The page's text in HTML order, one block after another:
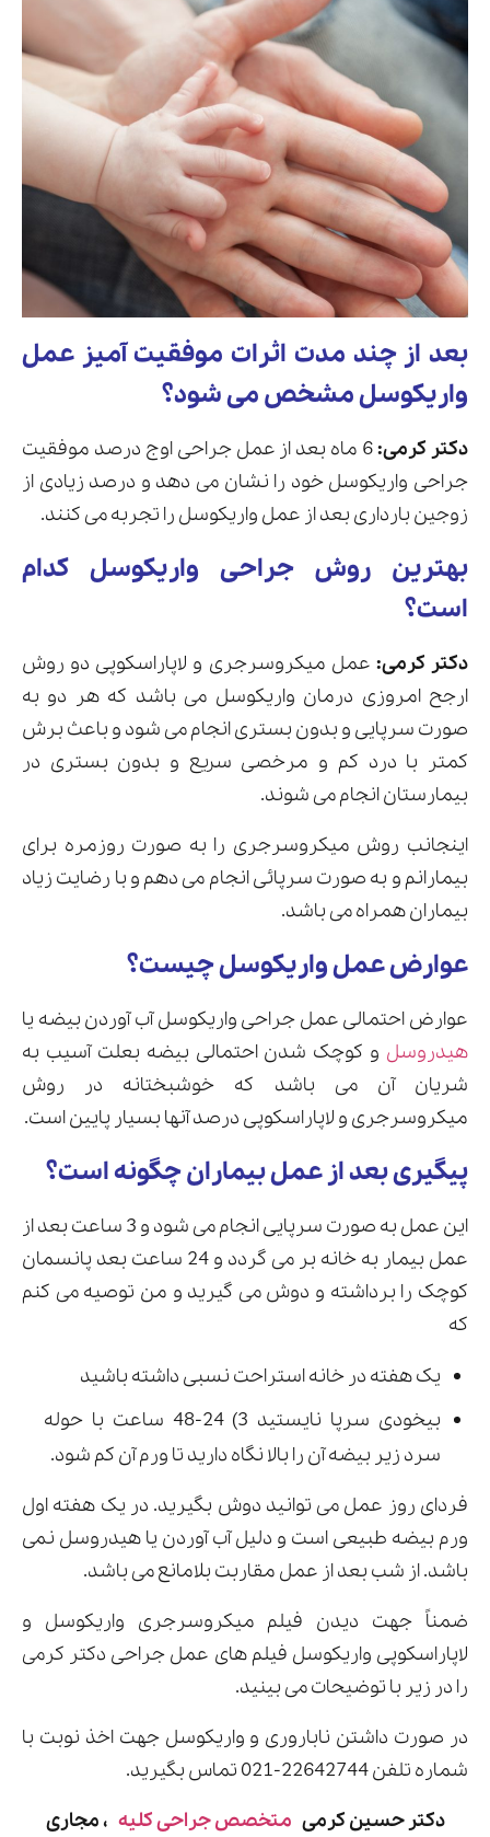
بعد از چند مدت اثرات موفقیت آمیز عمل
واریکوسل مشخص می شود؟
دکتر کرمی:
6 ماه بعد از عمل جراحی اوج درصد موفقیت
جراحی واریکوسل خود را نشان می دهد و درصد زیادی از
زوجین بارداری بعد از عمل واریکوسل را تجربه می کنند.
بهترین روش جراحی واریکوسل کدام
است؟
دکتر کرمی: عمل میکروسرجری و لاپاراسکوپی دو روش
ارجح امروزی درمان واریکوسل می باشد که هر دو به
صورت سرپایی و بدون بستری انجام می شود و باعث برش
کمتر با درد کم و مرخصی سریع و بدون بستری در
بیمارستان انجام می شوند.
اینجانب روش میکروسرجری را به صورت روزمره برای
بیمارانم و به صورت سرپائی انجام می دهم و با رضایت زیاد
بیماران همراه می باشد.
عوارض عمل واریکوسل چیست؟
عوارض احتمالی عمل جراحی واریکوسل آب آوردن بیضه یا
هیدروسل و کوچک شدن احتمالی بیضه بعلت آسیب به
شریان آن می باشد که خوشبختانه در روش
میکروسرجری و لاپاراسکوپی درصد آنها بسیار پایین است.
پیگیری بعد از عمل بیماران چگونه است؟
این عمل به صورت سرپایی انجام می شود و 3 ساعت بعد از
عمل بیمار به خانه بر می گردد و 24 ساعت بعد پانسمان
کوچک را برداشته و دوش می گیرید و من توصیه می کنم
که
یک هفته در خانه استراحت نسبی داشته باشید
بیخودی سرپا نایستید 3) 24-48 ساعت با حوله
سرد زیر بیضه آن را بالا نگاه دارید تا ورم آن کم شود.
فردای روز عمل می توانید دوش بگیرید. در یک هفته اول
ورم بیضه طبیعی است و دلیل آب آوردن یا هیدروسل نمی
باشد. از شب بعد از عمل مقاربت بلامانع می باشد.
ضمناً جهت دیدن فیلم میکروسرجری واریکوسل و
لاپاراسکوپی واریکوسل فیلم های عمل جراحی دکتر کرمی
را در زیر با توضیحات می بینید.
در صورت داشتن ناباروری و واریکوسل جهت اخذ نوبت با
شماره تلفن 22642744-021 تماس بگیرید.
دکتر حسین کرمی متخصص جراحی کلیه ، مجاری